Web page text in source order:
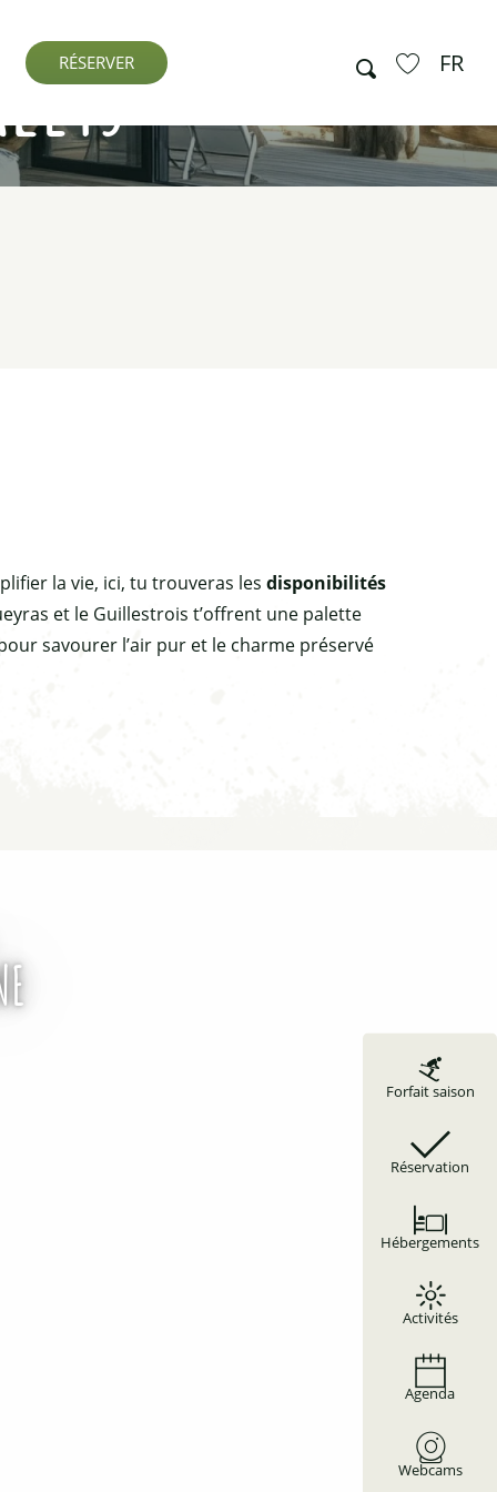
Recherche FR
RÉSERVER
Forfait saison
Réservation
Hébergements
Activités
Agenda
Webcams
la vie, ici, tu trouveras les disponibilités
et le Guillestrois t’offrent une palette
savourer l’air pur et le charme préservé